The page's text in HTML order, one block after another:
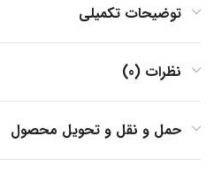
توضیحات تکمیلی
نظرات (0)
حمل و نقل و تحویل محصول